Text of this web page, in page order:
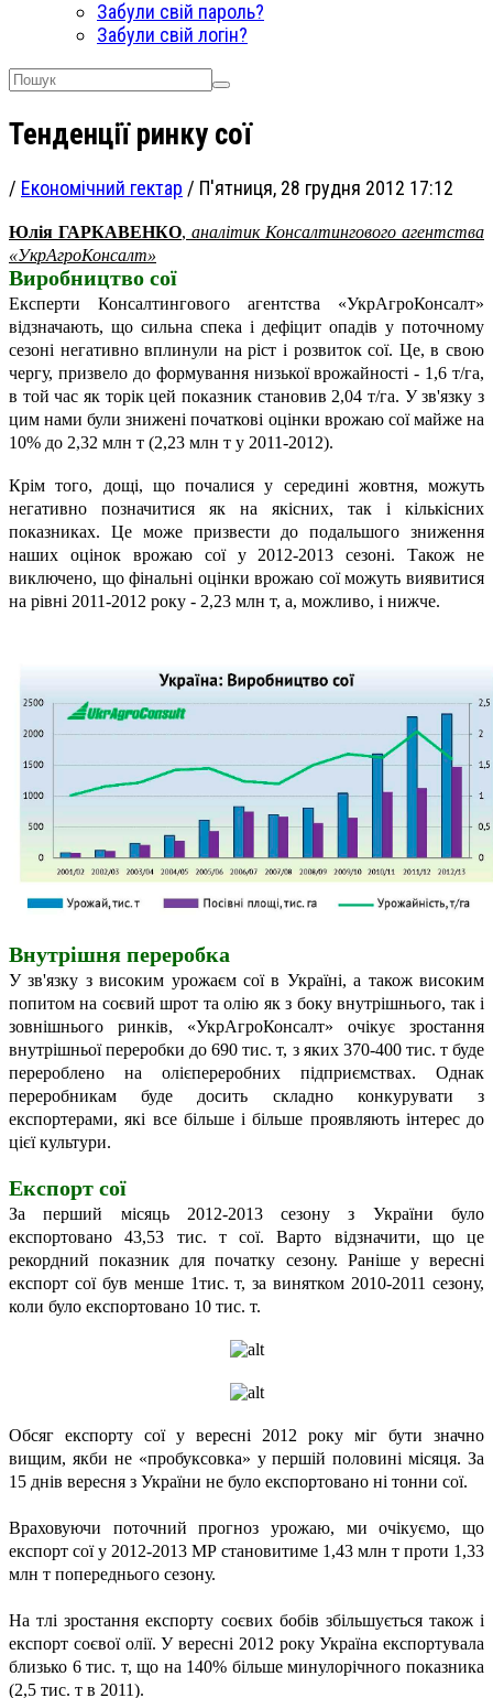
Забули свій пароль?
Забули свій логін?
Тенденції ринку сої
/ Економічний гектар / П'ятниця, 28 грудня 2012 17:12
Юлія ГАРКАВЕНКО, аналітик Консалтингового агентства
«УкрАгроКонсалт»
Виробництво сої
Експерти Консалтингового агентства «УкрАгроКонсалт»
відзначають, що сильна спека і дефіцит опадів у поточному
сезоні негативно вплинули на ріст і розвиток сої. Це, в свою
чергу, призвело до формування низької врожайності - 1,6 т/га,
в той час як торік цей показник становив 2,04 т/га. У зв'язку з
цим нами були знижені початкові оцінки врожаю сої майже на
10% до 2,32 млн т (2,23 млн т у 2011-2012).
Крім того, дощі, що почалися у середині жовтня, можуть
негативно позначитися як на якісних, так і кількісних
показниках. Це може призвести до подальшого зниження
наших оцінок врожаю сої у 2012-2013 сезоні. Також не
виключено, що фінальні оцінки врожаю сої можуть виявитися
на рівні 2011-2012 року - 2,23 млн т, а, можливо, і нижче.
Внутрішня переробка
У зв'язку з високим урожаєм сої в Україні, а також високим
попитом на соєвий шрот та олію як з боку внутрішнього, так і
зовнішнього ринків, «УкрАгроКонсалт» очікує зростання
внутрішньої переробки до 690 тис. т, з яких 370-400 тис. т буде
перероблено на олієпереробних підприємствах. Однак
переробникам буде досить складно конкурувати з
експортерами, які все більше і більше проявляють інтерес до
цієї культури.
Експорт сої
За перший місяць 2012-2013 сезону з України було
експортовано 43,53 тис. т сої. Варто відзначити, що це
рекордний показник для початку сезону. Раніше у вересні
експорт сої був менше 1тис. т, за винятком 2010-2011 сезону,
коли було експортовано 10 тис. т.
Обсяг експорту сої у вересні 2012 року міг бути значно
вищим, якби не «пробуксовка» у першій половині місяця. За
15 днів вересня з України не було експортовано ні тонни сої.
Враховуючи поточний прогноз урожаю, ми очікуємо, що
експорт сої у 2012-2013 МР становитиме 1,43 млн т проти 1,33
млн т попереднього сезону.
На тлі зростання експорту соєвих бобів збільшується також і
експорт соєвої олії. У вересні 2012 року Україна експортувала
близько 6 тис. т, що на 140% більше минулорічного показника
(2,5 тис. т в 2011).